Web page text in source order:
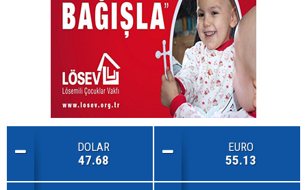
DOLAR
47.68
EURO
55.13